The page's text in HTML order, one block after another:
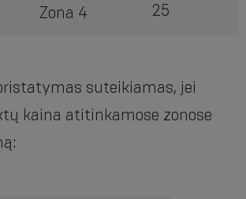
Zona 4 25
suteikiamas, jei
kaina atitinkamose zonose